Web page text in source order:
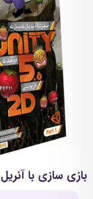
بازی سازی با آنریل